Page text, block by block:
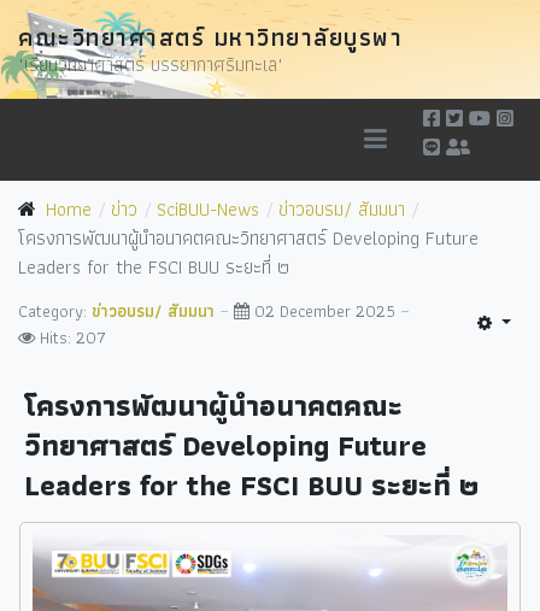
คณะวิทยาศาสตร์ มหาวิทยาลัยบูรพา
"เรียนวิทยาศาสตร์ บรรยากาศริมทะเล"
Home ข่าว SciBUU-News
ข่าวอบรม/ สัมมนา
โครงการพัฒนาผู้นำอนาคตคณะวิทยาศาสตร์ Developing Future
Leaders for the FSCI BUU ระยะที่ ๒
Category: ข่าวอบรม/ สัมมนา
02 December 2025
Hits: 207
โครงการพัฒนาผู้นำอนาคตคณะ
วิทยาศาสตร์ Developing Future
Leaders for the FSCI BUU ระยะที่ ๒